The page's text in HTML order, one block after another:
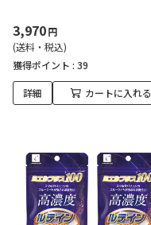
3,970円
(送料・税込)
獲得ポイント : 39
詳細 カートに入れる